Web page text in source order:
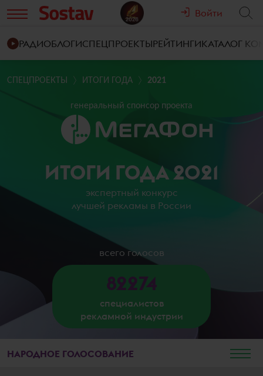
Войти
РАДИОБЛОГИСПЕЦПРОЕКТЫРЕЙТИНГИКАТАЛОГ
СПЕЦПРОЕКТЫ ИТОГИ ГОДА 2021
генеральный спонсор проекта
ИТОГИ ГОДА 2021
экспертный конкурс
лучшей рекламы в России
всего голосов
82274
специалистов
рекламной индустрии
НАРОДНОЕ ГОЛОСОВАНИЕ